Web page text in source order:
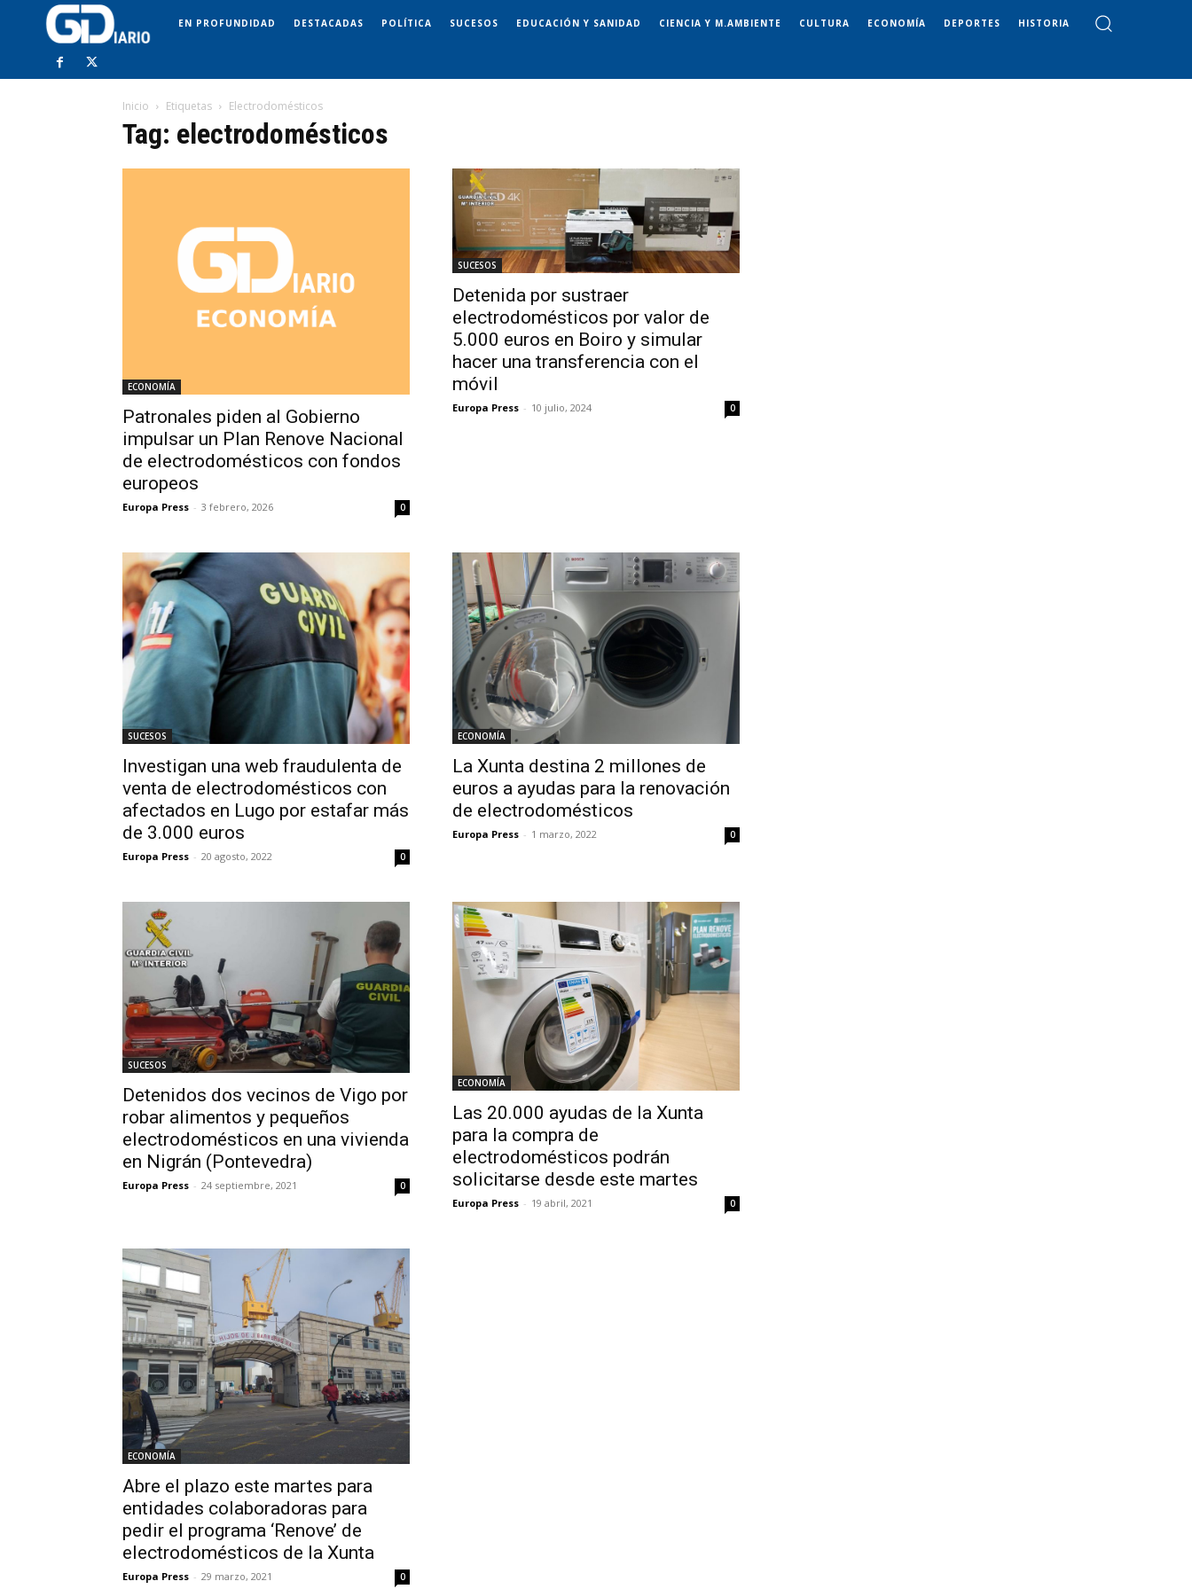
EN PROFUNDIDAD DESTACADAS POLÍTICA SUCESOS EDUCACIÓN Y SANIDAD CIENCIA Y M.AMBIENTE CULTURA ECONOMÍA DEPORTES HISTORIA
Inicio Etiquetas Electrodomésticos
Tag: electrodomésticos
ECONOMÍA
Patronales piden al Gobierno
impulsar un Plan Renove Nacional
de electrodomésticos con fondos
europeos
Europa Press - 3 febrero, 2026 0
SUCESOS
Detenida por sustraer
electrodomésticos por valor de
5.000 euros en Boiro y simular
hacer una transferencia con el
móvil
Europa Press - 10 julio, 2024 0
SUCESOS
Investigan una web fraudulenta de
venta de electrodomésticos con
afectados en Lugo por estafar más
de 3.000 euros
Europa Press - 20 agosto, 2022 0
ECONOMÍA
La Xunta destina 2 millones de
euros a ayudas para la renovación
de electrodomésticos
Europa Press - 1 marzo, 2022 0
SUCESOS
Detenidos dos vecinos de Vigo por
robar alimentos y pequeños
electrodomésticos en una vivienda
en Nigrán (Pontevedra)
Europa Press - 24 septiembre, 2021 0
ECONOMÍA
Las 20.000 ayudas de la Xunta
para la compra de
electrodomésticos podrán
solicitarse desde este martes
Europa Press - 19 abril, 2021 0
ECONOMÍA
Abre el plazo este martes para
entidades colaboradoras para
pedir el programa ‘Renove’ de
electrodomésticos de la Xunta
Europa Press - 29 marzo, 2021 0